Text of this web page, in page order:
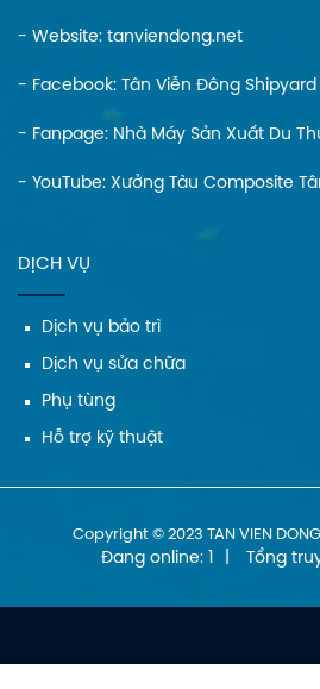
- Website: tanviendong.net
- Facebook: Tân Viễn Đông Shipyard
- Fanpage: Nhà Máy Sản Xuất Du
- YouTube: Xưởng Tàu Composite
DỊCH VỤ
Dịch vụ bảo trì
Dịch vụ sửa chữa
Phụ tùng
Hỗ trợ kỹ thuật
Copyright © 2023 TAN VIEN
Đang online: 1 Tổng